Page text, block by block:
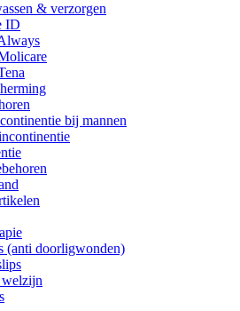
& verzorgen
ID
bij mannen
(anti doorligwonden)